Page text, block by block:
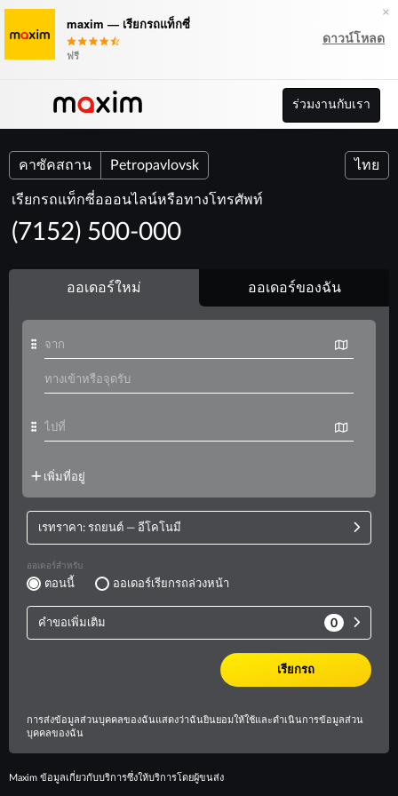
×
maxim — เรียกรถแท็กซี่
ฟรี
ดาวน์โหลด
ร่วมงานกับเรา
คาซัคสถาน Petropavlovsk ไทย
เรียกรถแท็กซี่อออนไลน์หรือทางโทรศัพท์
(7152) 500-000
Maxim ข้อมูลเกี่ยวกับบริการซึ่งให้บริการโดยผู้ขนส่ง